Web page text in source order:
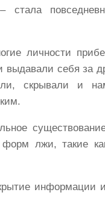
личности
выдавали себя за
скрывали и
форм лжи, такие
информации